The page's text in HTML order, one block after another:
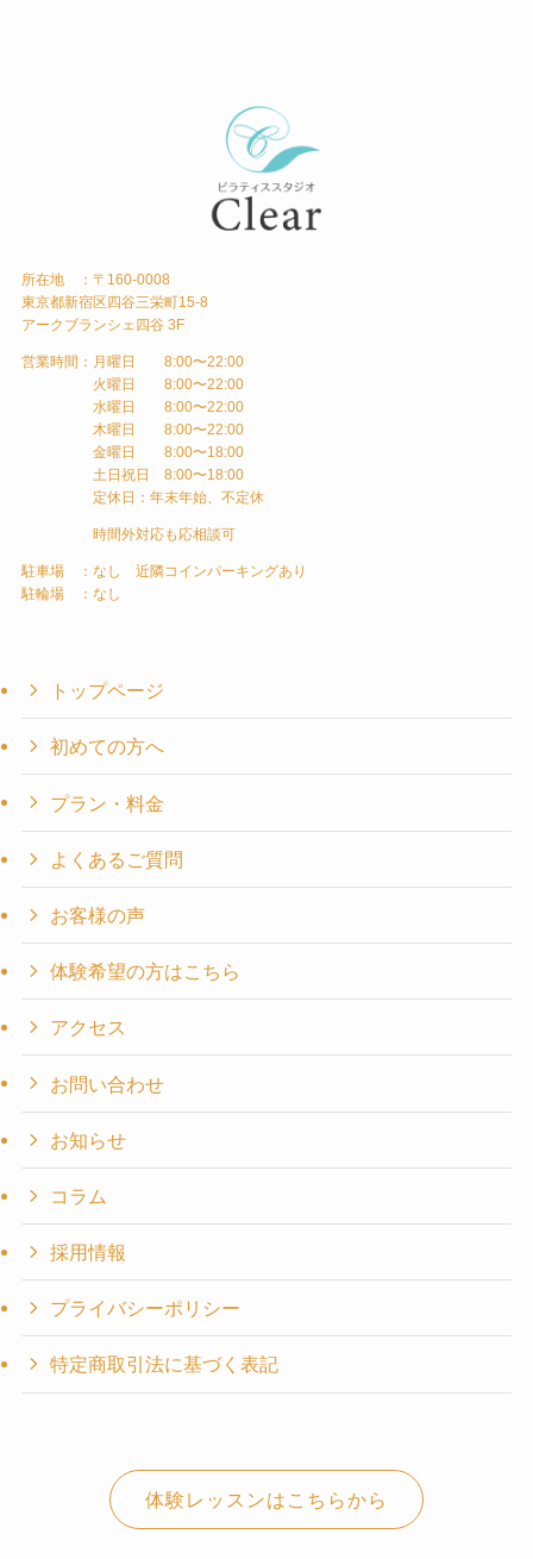
所在地 ：〒160-0008
東京都新宿区四谷三栄町15-8
アークブランシェ四谷 3F
営業時間：月曜日 8:00〜22:00
火曜日 8:00〜22:00
水曜日 8:00〜22:00
木曜日 8:00〜22:00
金曜日 8:00〜18:00
土日祝日 8:00〜18:00
定休日：年末年始、不定休
時間外対応も応相談可
駐車場 ：なし 近隣コインパーキングあり
駐輪場 ：なし
トップページ
初めての方へ
プラン・料金
よくあるご質問
お客様の声
体験希望の方はこちら
アクセス
お問い合わせ
お知らせ
コラム
採用情報
プライバシーポリシー
特定商取引法に基づく表記
体験レッスンはこちらから